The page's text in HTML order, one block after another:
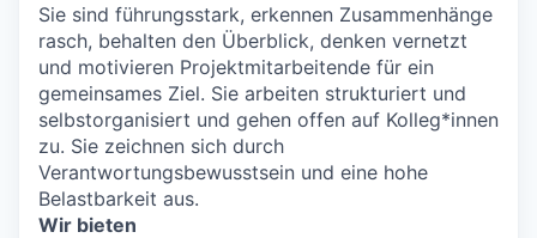
Sie sind führungsstark, erkennen Zusammenhänge
rasch, behalten den Überblick, denken vernetzt
und motivieren Projektmitarbeitende für ein
gemeinsames Ziel. Sie arbeiten strukturiert und
selbstorganisiert und gehen offen auf Kolleg*innen
zu. Sie zeichnen sich durch
Verantwortungsbewusstsein und eine hohe
Belastbarkeit aus.
Wir bieten